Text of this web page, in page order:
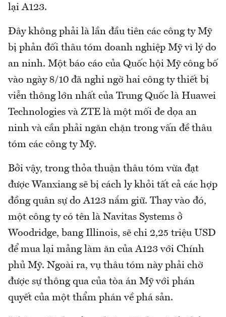
lại A123.
Đây không phải là lần đầu tiên các công ty Mỹ
bị phản đối thâu tóm doanh nghiệp Mỹ vì lý do
an ninh. Một báo cáo của Quốc hội Mỹ công bố
vào ngày 8/10 đã nghi ngờ hai công ty thiết bị
viễn thông lớn nhất của Trung Quốc là Huawei
Technologies và ZTE là một mối đe dọa an
ninh và cần phải ngăn chặn trong vấn đề thâu
tóm các công ty Mỹ.
Bởi vậy, trong thỏa thuận thâu tóm vừa đạt
được Wanxiang sẽ bị cách ly khỏi tất cả các hợp
đồng quân sự do A123 nắm giữ. Thay vào đó,
một công ty có tên là Navitas Systems ở
Woodridge, bang Illinois, sẽ chi 2,25 triệu USD
để mua lại mảng làm ăn của A123 với Chính
phủ Mỹ. Ngoài ra, vụ thâu tóm này phải chờ
được sự thông qua của tòa án Mỹ với phán
quyết của một thẩm phán về phá sản.